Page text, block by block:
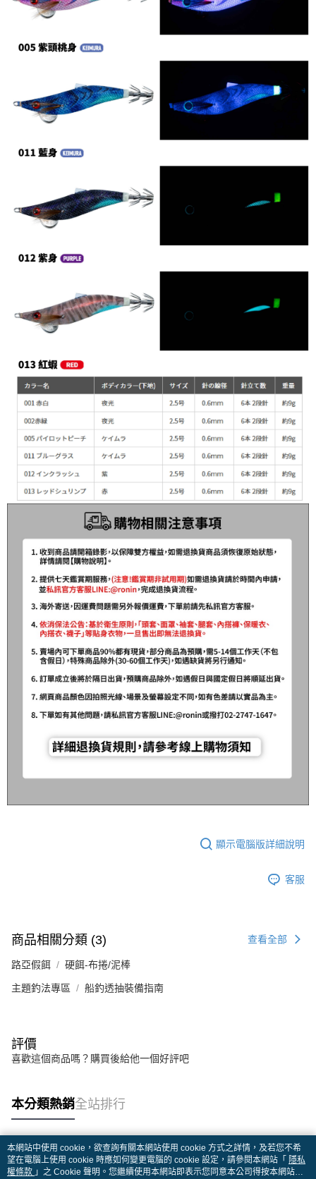
顯示電腦版詳細說明
客服
商品相關分類 (3) 查看全部
路亞假餌 硬餌-布捲/泥棒
主題釣法專區 船釣透抽裝備指南
評價
喜歡這個商品嗎？購買後給他一個好評吧
本分類熱銷全站排行
熱門標籤
本網站中使用 cookie，欲查詢有關本網站使用 cookie 方式之詳情，及若您不希
望在電腦上使用 cookie 時應如何變更電腦的 cookie 設定，請參閱本網站「 隱私
權條款 」之 Cookie 聲明。您繼續使用本網站即表示您同意本公司得按本網站使